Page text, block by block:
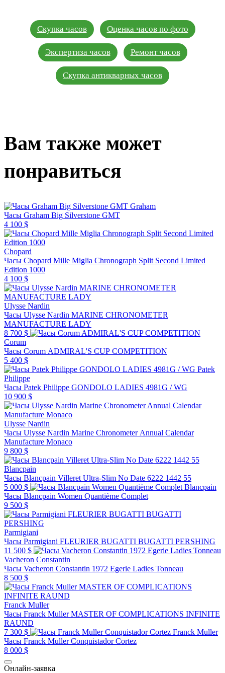
Скупка часов Оценка часов по фото
Экспертиза часов Ремонт часов
Скупка антикварных часов
Вам также может
понравиться
Graham
Часы Graham Big Silverstone GMT
4 100 $
Chopard
Часы Chopard Mille Miglia Chronograph Split Second Limited
Edition 1000
4 100 $
Ulysse Nardin
Часы Ulysse Nardin MARINE CHRONOMETER
MANUFACTURE LADY
8 700 $
Corum
Часы Corum ADMIRAL'S CUP COMPETITION
5 400 $
Patek
Philippe
Часы Patek Philippe GONDOLO LADIES 4981G / WG
10 900 $
Ulysse Nardin
Часы Ulysse Nardin Marine Chronometer Annual Calendar
Manufacture Monaco
9 800 $
Blancpain
Часы Blancpain Villeret Ultra-Slim No Date 6222 1442 55
5 000 $
Blancpain
Часы Blancpain Women Quantième Complet
9 500 $
Parmigiani
Часы Parmigiani FLEURIER BUGATTI BUGATTI PERSHING
11 500 $
Vacheron Constantin
Часы Vacheron Constantin 1972 Egerie Ladies Tonneau
8 500 $
Franck Muller
Часы Franck Muller MASTER OF COMPLICATIONS INFINITE
RAUND
7 300 $
Franck Muller
Часы Franck Muller Conquistador Cortez
8 000 $
Онлайн-заявка